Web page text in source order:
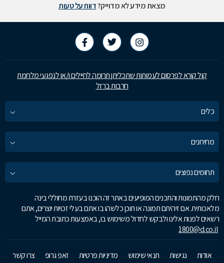
מצאת מידע לא מדוייק?דווח על טעות
קול קורא לפרסום לעמותות שתכליתן תרומה לחיילים ו/או לנפגעי מלחמת
חרבות ברזל
כלים
מחירונים
תחומים נפוצים
חלק מהתמונות והתכנים המופיעים באתר זה הוכנו בעזרת מחוללי בינה
מלאכותית. אם זיהיתם תמונה או תוכן כלשהו בו אתם בעלי זכויות יוצרים, אתם
רשאים לפנות אלינו ולבקש לחדול משימוש בו, באמצעות כתובת המייל
1800@d.co.il
אודות נגישות תנאי שימוש מדיניות פרטיות זאפ גרופ צרו קשר